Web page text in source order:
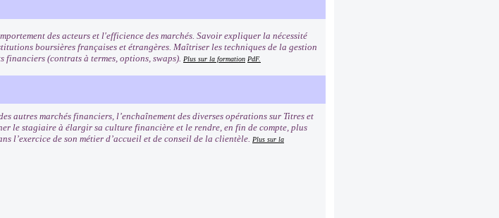
des acteurs et l'efficience des marchés. Savoir expliquer la nécessité
boursières françaises et étrangères. Maîtriser les techniques de la gestion
(contrats à termes, options, swaps). Plus sur la formation PdF.
autres marchés financiers, l’enchaînement des diverses opérations sur Titres et
le stagiaire à élargir sa culture financière et le rendre, en fin de compte, plus
l’exercice de son métier d’accueil et de conseil de la clientèle. Plus sur la